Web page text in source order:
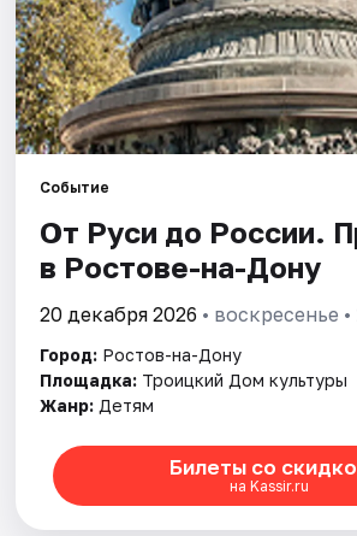
Экскурсии
Спорт
События
Города
Площадки
Рейтинги
Событие
От Руси до России.
в Ростове-на-Дону
20 декабря 2026 • воскресенье •
Город: Ростов-на-Дону
Площадка: Троицкий Дом культуры
Жанр: Детям
Билеты со
на Kassir.ru